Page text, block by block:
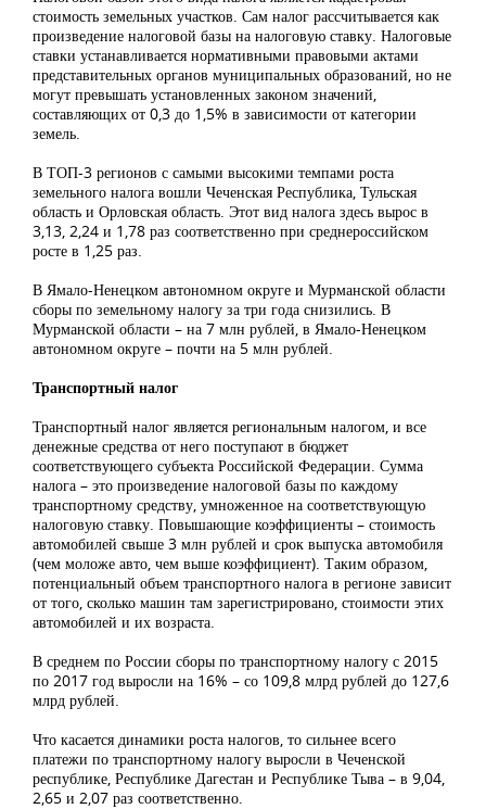
стоимость земельных участков. Сам налог рассчитывается как
произведение налоговой базы на налоговую ставку. Налоговые
ставки устанавливается нормативными правовыми актами
представительных органов муниципальных образований, но не
могут превышать установленных законом значений,
составляющих от 0,3 до 1,5% в зависимости от категории
земель.
В ТОП-3 регионов с самыми высокими темпами роста
земельного налога вошли Чеченская Республика, Тульская
область и Орловская область. Этот вид налога здесь вырос в
3,13, 2,24 и 1,78 раз соответственно при среднероссийском
росте в 1,25 раз.
В Ямало-Ненецком автономном округе и Мурманской области
сборы по земельному налогу за три года снизились. В
Мурманской области – на 7 млн рублей, в Ямало-Ненецком
автономном округе – почти на 5 млн рублей.
Транспортный налог
Транспортный налог является региональным налогом, и все
денежные средства от него поступают в бюджет
соответствующего субъекта Российской Федерации. Сумма
налога – это произведение налоговой базы по каждому
транспортному средству, умноженное на соответствующую
налоговую ставку. Повышающие коэффициенты – стоимость
автомобилей свыше 3 млн рублей и срок выпуска автомобиля
(чем моложе авто, чем выше коэффициент). Таким образом,
потенциальный объем транспортного налога в регионе зависит
от того, сколько машин там зарегистрировано, стоимости этих
автомобилей и их возраста.
В среднем по России сборы по транспортному налогу с 2015
по 2017 год выросли на 16% – со 109,8 млрд рублей до 127,6
млрд рублей.
Что касается динамики роста налогов, то сильнее всего
платежи по транспортному налогу выросли в Чеченской
республике, Республике Дагестан и Республике Тыва – в 9,04,
2,65 и 2,07 раз соответственно.